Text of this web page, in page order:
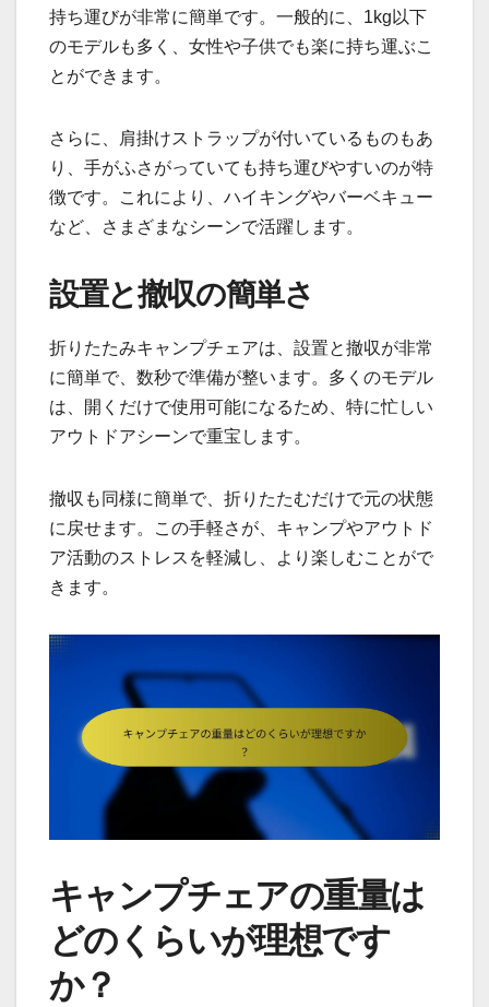
持ち運びが非常に簡単です。一般的に、1kg以下
のモデルも多く、女性や子供でも楽に持ち運ぶこ
とができます。
さらに、肩掛けストラップが付いているものもあ
り、手がふさがっていても持ち運びやすいのが特
徴です。これにより、ハイキングやバーベキュー
など、さまざまなシーンで活躍します。
設置と撤収の簡単さ
折りたたみキャンプチェアは、設置と撤収が非常
に簡単で、数秒で準備が整います。多くのモデル
は、開くだけで使用可能になるため、特に忙しい
アウトドアシーンで重宝します。
撤収も同様に簡単で、折りたたむだけで元の状態
に戻せます。この手軽さが、キャンプやアウトド
ア活動のストレスを軽減し、より楽しむことがで
きます。
キャンプチェアの重量は
どのくらいが理想です
か？